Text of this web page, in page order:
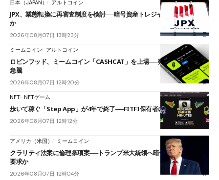
日本（JAPAN） アルトコイン
JPX、業態転換に再審査制度を検討──暗号資産トレジャリー企業は対象
か
2026年08月07日 13時23分
ミームコイン アルトコイン
ロビンフッド、ミームコイン「CASHCAT」を上場──発表後に一時35％
急騰
2026年08月07日 12時20分
NFT NFTゲーム
歩いて稼ぐ「Step App」が4年で終了──FITFI保有者に対応呼びかけ
2026年08月07日 12時12分
アメリカ（米国） ミームコイン
クラリティ法案に倫理条項案──トランプ米大統領へ暗号資産事業の売却
要求か
2026年08月07日 12時04分